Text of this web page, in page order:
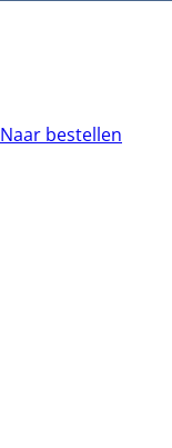
Naar bestellen